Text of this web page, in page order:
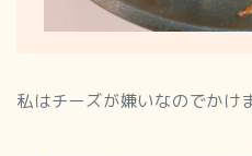
私はチーズが嫌いなのでかけ